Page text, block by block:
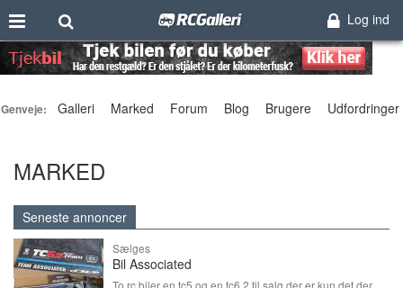
Log ind
Genveje: Galleri Marked Forum Blog Brugere Udfordringer
MARKED
Seneste annoncer
Sælges
Bil Associated
To rc biler en tc5 og en tc6.2 til salg der er kun det der